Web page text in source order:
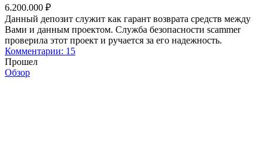
6.200.000 ₽
Данный депозит служит как гарант возврата средств между
Вами и данным проектом. Служба безопасности scammer
проверила этот проект и ручается за его надежность.
Комментарии: 15
Прошел
Обзор